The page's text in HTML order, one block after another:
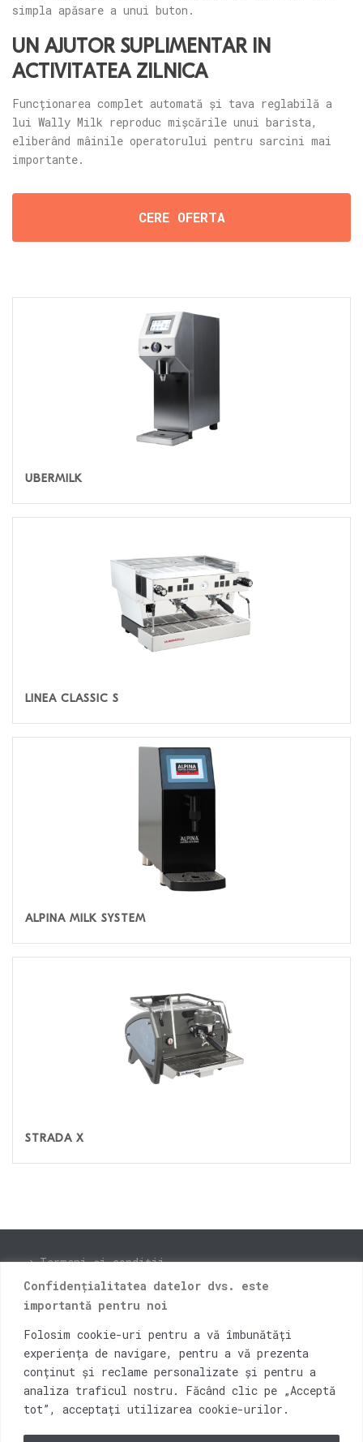
Confidențialitatea datelor dvs. este
importantă pentru noi
Folosim cookie-uri pentru a vă îmbunătăți
experiența de navigare, pentru a vă prezenta
conținut și reclame personalizate și pentru a
analiza traficul nostru. Făcând clic pe „Acceptă
tot”, acceptați utilizarea cookie-urilor.
simpla apăsare a unui buton.
UN AJUTOR SUPLIMENTAR ÎN
ACTIVITATEA ZILNICĂ
Funcționarea complet automată și tava reglabilă a
lui Wally Milk reproduc mișcările unui barista,
eliberând mâinile operatorului pentru sarcini mai
importante.
CERE OFERTA
UBERMILK
LINEA CLASSIC S
ALPINA MILK SYSTEM
STRADA X
Termeni și condiții
Livrare și retur
Instagram
Facebook
Blog